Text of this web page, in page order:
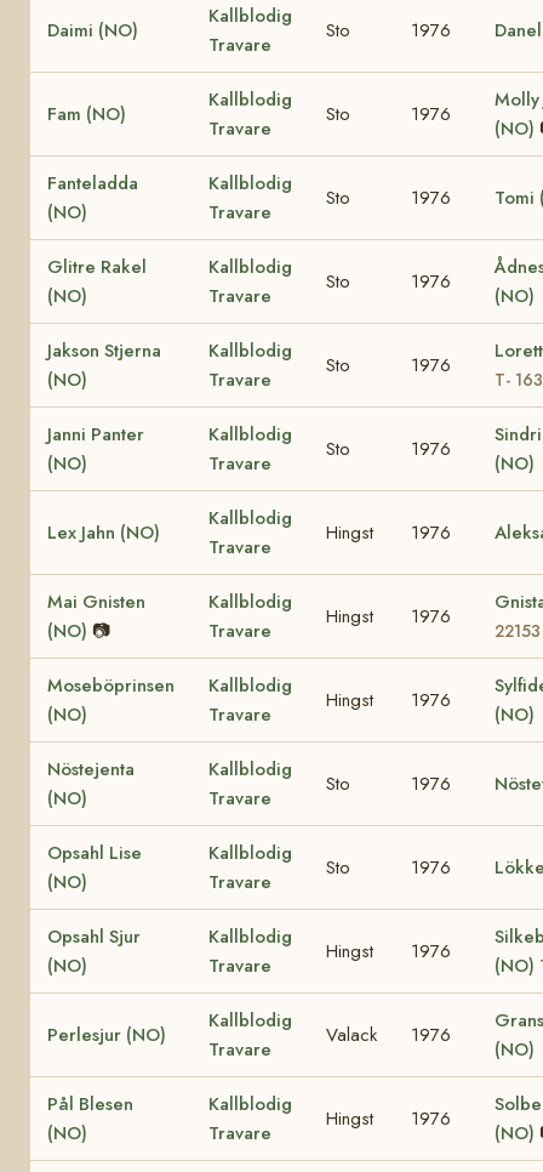
Daimi (NO)
Kallblodig
Travare
Sto 1976
Fam (NO)
Kallblodig
Travare
Sto 1976
Molly
(NO)
Fanteladda
(NO)
Kallblodig
Travare
Sto 1976 Tomi
Glitre Rakel
(NO)
Kallblodig
Travare
Sto 1976
(NO)
Jakson Stjerna
(NO)
Kallblodig
Travare
Sto 1976
T-
Janni Panter
(NO)
Kallblodig
Travare
Sto 1976
(NO)
Lex Jahn (NO)
Kallblodig
Travare
Hingst 1976
Mai Gnisten
(NO) 📷
Kallblodig
Travare
Hingst 1976
22153
Moseböprinsen
(NO)
Kallblodig
Travare
Hingst 1976
(NO)
Nöstejenta
(NO)
Kallblodig
Travare
Sto 1976
Opsahl Lise
(NO)
Kallblodig
Travare
Sto 1976
Opsahl Sjur
(NO)
Kallblodig
Travare
Hingst 1976
(NO)
Perlesjur (NO)
Kallblodig
Travare
Valack 1976
(NO)
Pål Blesen
(NO)
Kallblodig
Travare
Hingst 1976
(NO)